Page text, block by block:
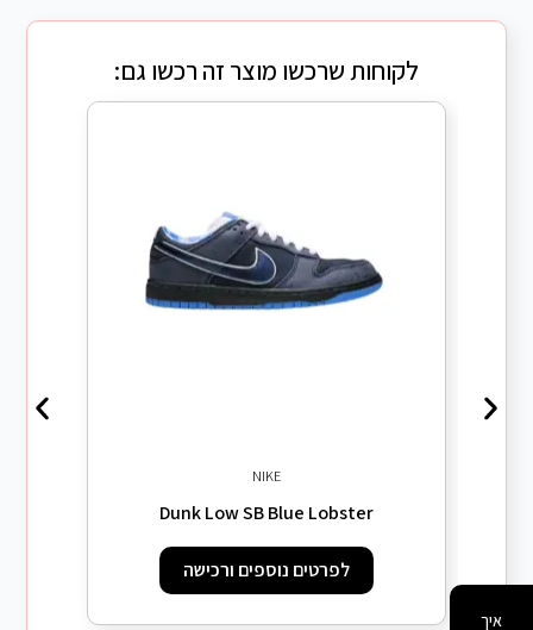
לקוחות שרכשו מוצר זה רכשו גם:
NIKE
Dunk Low SB Blue Lobster
לפרטים נוספים ורכישה
איך